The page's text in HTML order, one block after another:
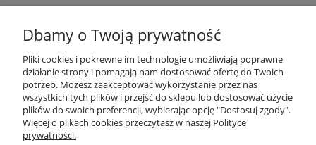
Najniższa cena:127,20 zł
DO KOSZYKA
Dbamy o Twoją prywatność
Pliki cookies i pokrewne im technologie umożliwiają poprawne
działanie strony i pomagają nam dostosować ofertę do Twoich
potrzeb. Możesz zaakceptować wykorzystanie przez nas
wszystkich tych plików i przejść do sklepu lub dostosować użycie
plików do swoich preferencji, wybierając opcję "Dostosuj zgody".
Więcej o plikach cookies przeczytasz w naszej Polityce
prywatności.